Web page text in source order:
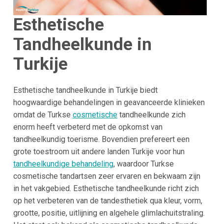
Esthetische
Tandheelkunde in
Turkije
Esthetische tandheelkunde in Turkije biedt
hoogwaardige behandelingen in geavanceerde klinieken
omdat de Turkse cosmetischetandheelkunde zich
enorm heeft verbeterd met de opkomst van
tandheelkundig toerisme. Bovendien prefereert een
grote toestroom uit andere landen Turkije voor hun
tandheelkundige behandeling, waardoor Turkse
cosmetische tandartsen zeer ervaren en bekwaam zijn
in het vakgebied. Esthetische tandheelkunde richt zich
op het verbeteren van de tandesthetiek qua kleur, vorm,
grootte, positie, uitlijning en algehele glimlachuitstraling.